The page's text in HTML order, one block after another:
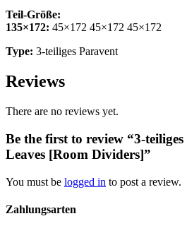
Teil-Größe:
135×172: 45×172 45×172 45×172
Type: 3-teiliges Paravent
Reviews
There are no reviews yet.
Be the first to review “3-
Leaves [Room Dividers]”
You must be logged in to post a review.
Zahlungsarten